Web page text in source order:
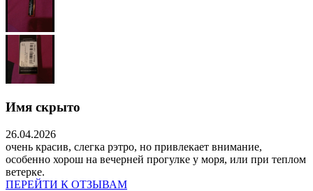
Имя скрыто
26.04.2026
очень красив, слегка рэтро, но привлекает внимание,
особенно хорош на вечерней прогулке у моря, или при теплом
ветерке.
ПЕРЕЙТИ К ОТЗЫВАМ